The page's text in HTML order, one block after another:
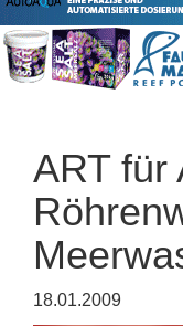
ART für
18.01.2009